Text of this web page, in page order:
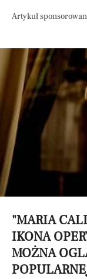
Artykuł
"MARIA
IKONA
MOŻNA